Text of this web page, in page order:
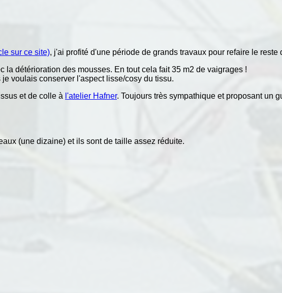
sur ce site), j'ai profité d'une période de grands travaux pour refaire le reste
la détérioration des mousses. En tout cela fait 35 m2 de vaigrages !
voulais conserver l'aspect lisse/cosy du tissu.
et de colle à l'atelier Hafner. Toujours très sympathique et proposant un
(une dizaine) et ils sont de taille assez réduite.